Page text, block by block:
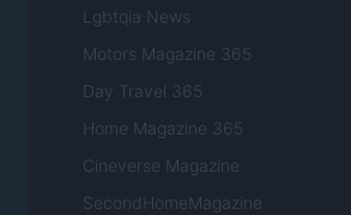
Lgbtqia News
Motors Magazine 365
Day Travel 365
Home Magazine 365
Cineverse Magazine
SecondHomeMagazine